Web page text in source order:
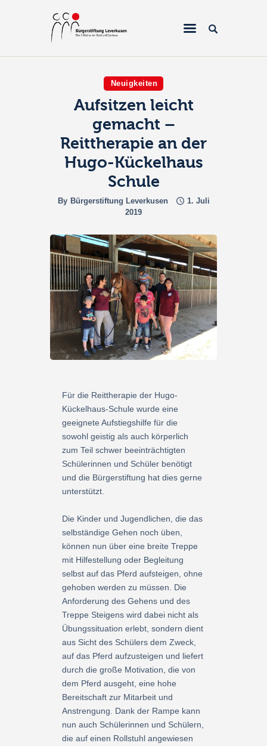
Home
Über uns
Projekte
Galerien & Fotos
Förderantrag
Neuigkeiten
Aufsitzen leicht
gemacht –
Reittherapie an der
Hugo-Kückelhaus
Schule
By Bürgerstiftung Leverkusen
1. Juli
2019
Für die Reittherapie der Hugo-
Kückelhaus-Schule wurde eine
geeignete Aufstiegshilfe für die
sowohl geistig als auch körperlich
zum Teil schwer beeinträchtigten
Schülerinnen und Schüler benötigt
und die Bürgerstiftung hat dies gerne
unterstützt.
Die Kinder und Jugendlichen, die das
selbständige Gehen noch üben,
können nun über eine breite Treppe
mit Hilfestellung oder Begleitung
selbst auf das Pferd aufsteigen, ohne
gehoben werden zu müssen. Die
Anforderung des Gehens und des
Treppe Steigens wird dabei nicht als
Übungssituation erlebt, sondern dient
aus Sicht des Schülers dem Zweck,
auf das Pferd aufzusteigen und liefert
durch die große Motivation, die von
dem Pferd ausgeht, eine hohe
Bereitschaft zur Mitarbeit und
Anstrengung. Dank der Rampe kann
nun auch Schülerinnen und Schülern,
die auf einen Rollstuhl angewiesen